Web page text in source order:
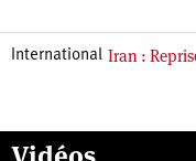
International Iran :